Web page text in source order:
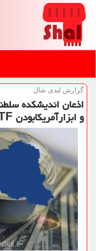
گزارش لیدی شال
اذعان اندیشكده
و ابزارآمریكابودن FATF